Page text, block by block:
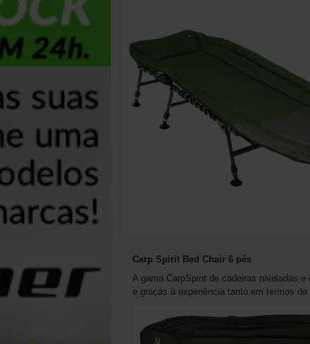
Carp Spirit Bed Chair 6 pés
A gama CarpSpirit de cadeiras niveladas
e graças à experiência tanto em termos